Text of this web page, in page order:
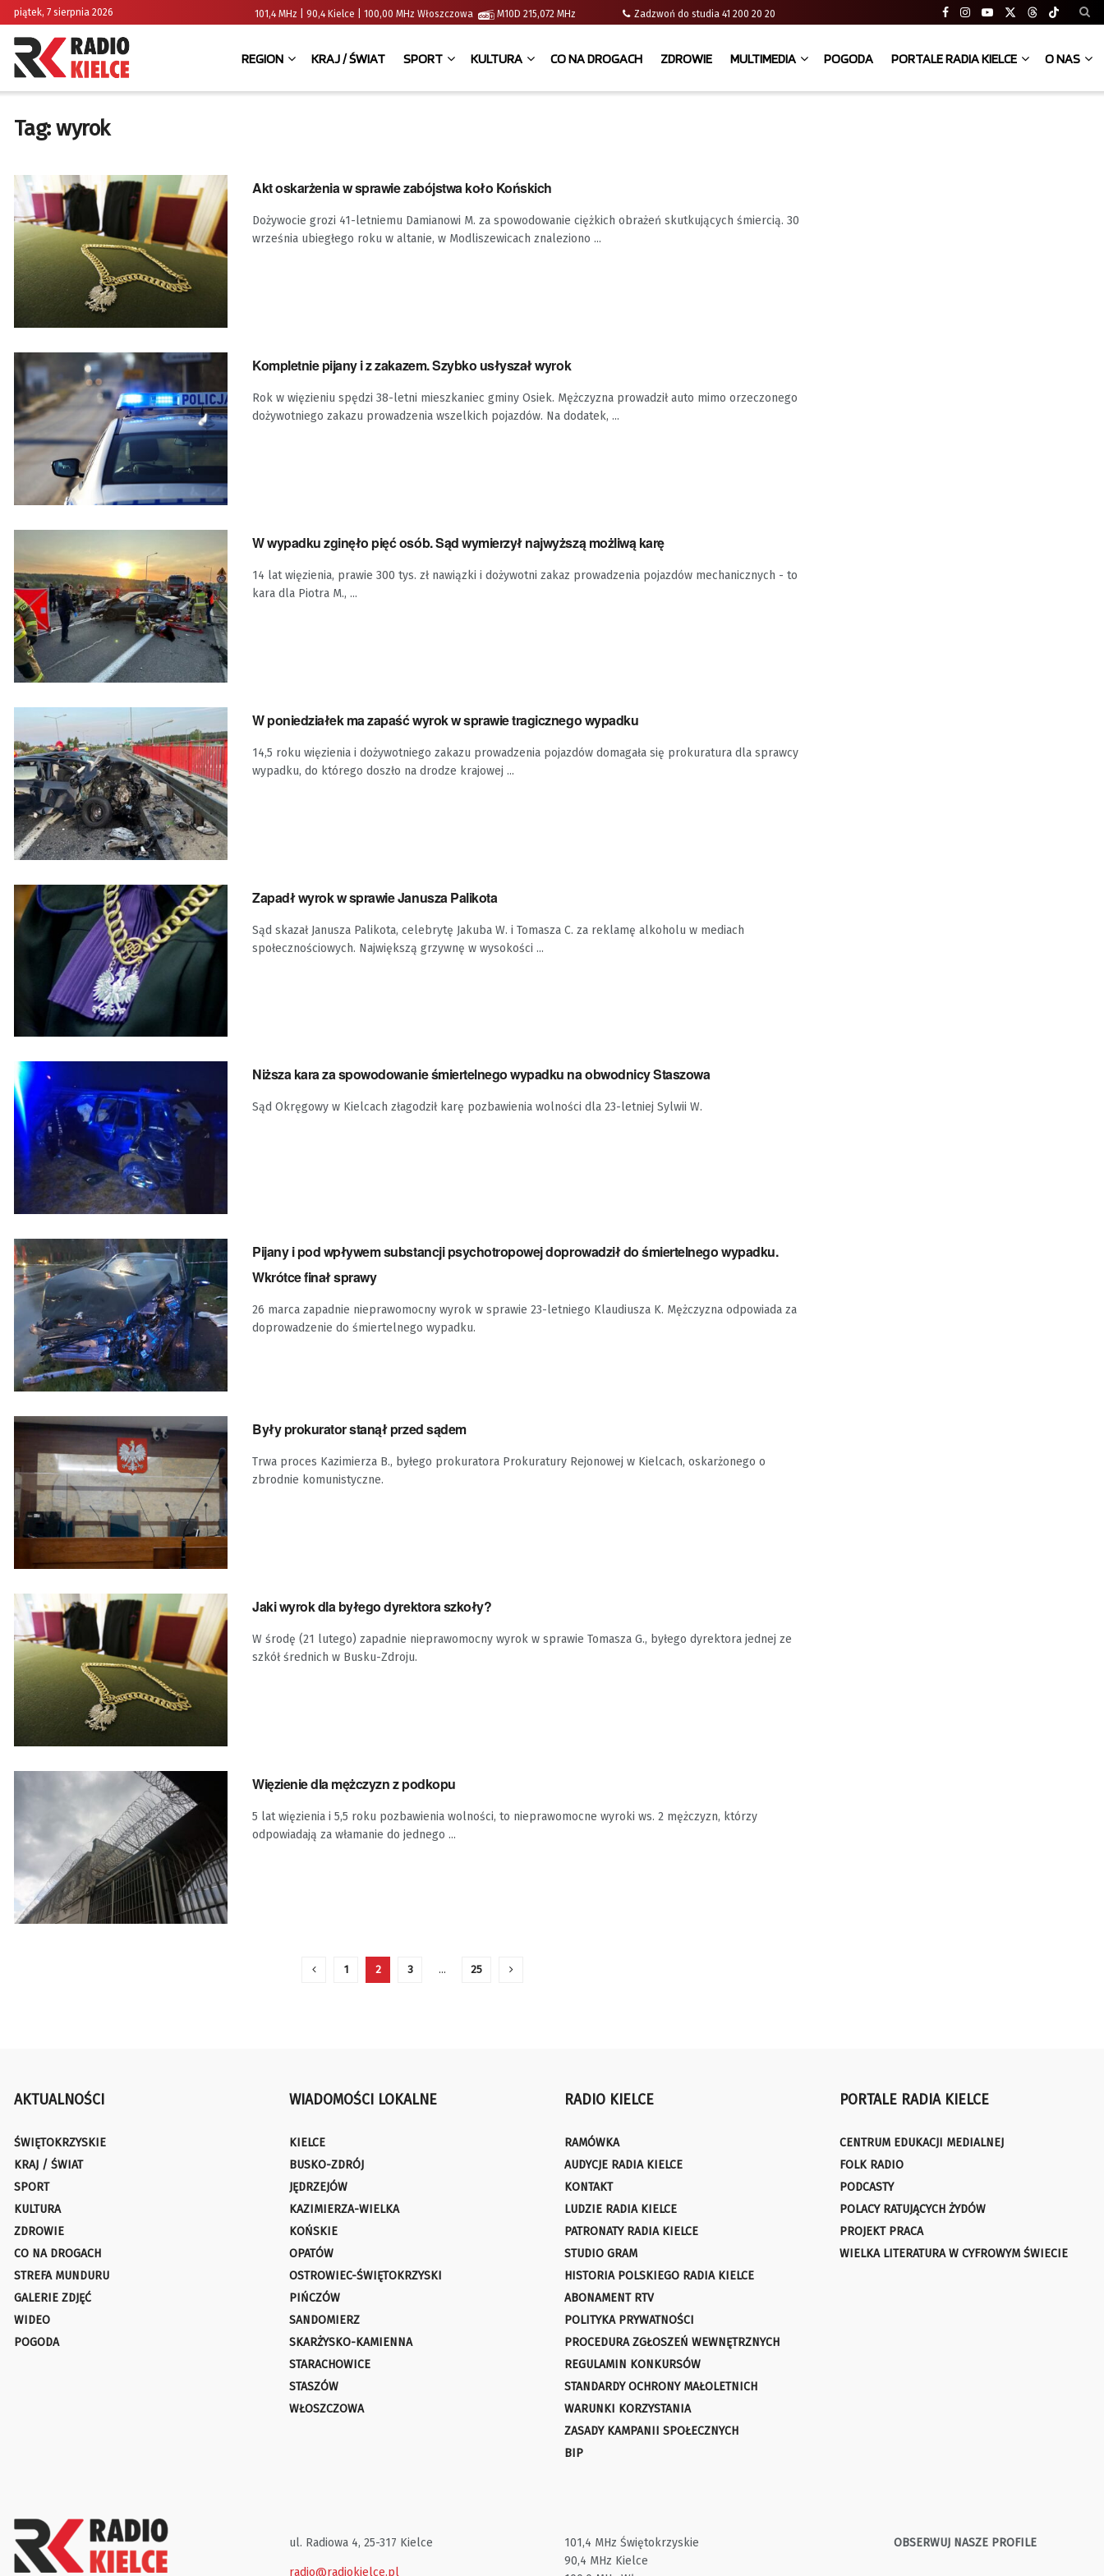
piątek, 7 sierpnia 2026 101,4 MHz | 90,4 Kielce | 100,00 MHz Włoszczowa M10D 215,072 MHz Zadzwoń do studia 41 200 20 20
REGION KRAJ / ŚWIAT SPORT KULTURA CO NA DROGACH ZDROWIE MULTIMEDIA POGODA PORTALE RADIA KIELCE O NAS
Tag:wyrok
Akt oskarżenia w sprawie zabójstwa koło Końskich
Dożywocie grozi 41-letniemu Damianowi M. za spowodowanie ciężkich obrażeń skutkujących śmiercią. 30
września ubiegłego roku w altanie, w Modliszewicach znaleziono ...
Kompletnie pijany i z zakazem. Szybko usłyszał wyrok
Rok w więzieniu spędzi 38-letni mieszkaniec gminy Osiek. Mężczyzna prowadził auto mimo orzeczonego
dożywotniego zakazu prowadzenia wszelkich pojazdów. Na dodatek, ...
W wypadku zginęło pięć osób. Sąd wymierzył najwyższą możliwą karę
14 lat więzienia, prawie 300 tys. zł nawiązki i dożywotni zakaz prowadzenia pojazdów mechanicznych - to
kara dla Piotra M., ...
W poniedziałek ma zapaść wyrok w sprawie tragicznego wypadku
14,5 roku więzienia i dożywotniego zakazu prowadzenia pojazdów domagała się prokuratura dla sprawcy
wypadku, do którego doszło na drodze krajowej ...
Zapadł wyrok w sprawie Janusza Palikota
Sąd skazał Janusza Palikota, celebrytę Jakuba W. i Tomasza C. za reklamę alkoholu w mediach
społecznościowych. Największą grzywnę w wysokości ...
Niższa kara za spowodowanie śmiertelnego wypadku na obwodnicy Staszowa
Sąd Okręgowy w Kielcach złagodził karę pozbawienia wolności dla 23-letniej Sylwii W.
Pijany i pod wpływem substancji psychotropowej doprowadził do śmiertelnego wypadku.
Wkrótce finał sprawy
26 marca zapadnie nieprawomocny wyrok w sprawie 23-letniego Klaudiusza K. Mężczyzna odpowiada za
doprowadzenie do śmiertelnego wypadku.
Były prokurator stanął przed sądem
Trwa proces Kazimierza B., byłego prokuratora Prokuratury Rejonowej w Kielcach, oskarżonego o
zbrodnie komunistyczne.
Jaki wyrok dla byłego dyrektora szkoły?
W środę (21 lutego) zapadnie nieprawomocny wyrok w sprawie Tomasza G., byłego dyrektora jednej ze
szkół średnich w Busku-Zdroju.
Więzienie dla mężczyzn z podkopu
5 lat więzienia i 5,5 roku pozbawienia wolności, to nieprawomocne wyroki ws. 2 mężczyzn, którzy
odpowiadają za włamanie do jednego ...
1 2 3 … 25
AKTUALNOŚCI
ŚWIĘTOKRZYSKIE
KRAJ / ŚWIAT
SPORT
KULTURA
ZDROWIE
CO NA DROGACH
STREFA MUNDURU
GALERIE ZDJĘĆ
WIDEO
POGODA
WIADOMOŚCI LOKALNE
KIELCE
BUSKO-ZDRÓJ
JĘDRZEJÓW
KAZIMIERZA-WIELKA
KOŃSKIE
OPATÓW
OSTROWIEC-ŚWIĘTOKRZYSKI
PIŃCZÓW
SANDOMIERZ
SKARŻYSKO-KAMIENNA
STARACHOWICE
STASZÓW
WŁOSZCZOWA
RADIO KIELCE
RAMÓWKA
AUDYCJE RADIA KIELCE
KONTAKT
LUDZIE RADIA KIELCE
PATRONATY RADIA KIELCE
STUDIO GRAM
HISTORIA POLSKIEGO RADIA KIELCE
ABONAMENT RTV
POLITYKA PRYWATNOŚCI
PROCEDURA ZGŁOSZEŃ WEWNĘTRZNYCH
REGULAMIN KONKURSÓW
STANDARDY OCHRONY MAŁOLETNICH
WARUNKI KORZYSTANIA
ZASADY KAMPANII SPOŁECZNYCH
BIP
PORTALE RADIA KIELCE
CENTRUM EDUKACJI MEDIALNEJ
FOLK RADIO
PODCASTY
POLACY RATUJĄCYCH ŻYDÓW
PROJEKT PRACA
WIELKA LITERATURA W CYFROWYM ŚWIECIE
ul. Radiowa 4, 25-317 Kielce
radio@radiokielce.pl
101,4 MHz Świętokrzyskie
90,4 MHz Kielce
OBSERWUJ NASZE PROFILE